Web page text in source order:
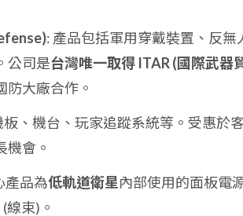
: 產品包括軍用穿戴裝置、反
公司是台灣唯一取得 ITAR (國際武器
大廠合作。
板、機台、玩家追蹤系統等。受惠於
機會。
產品為低軌道衛星內部使用的面板電
線束)。